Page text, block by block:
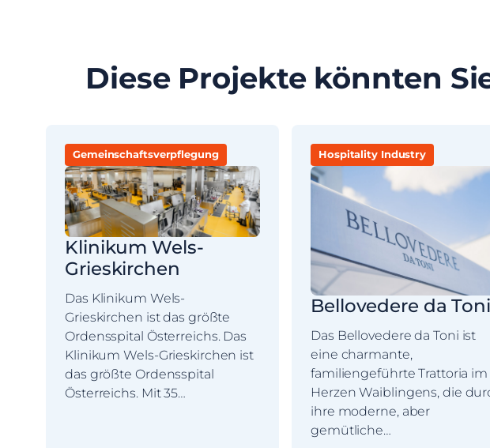
Diese Projekte könnten
Gemeinschaftsverpflegung
Klinikum Wels-
Grieskirchen
Das Klinikum Wels-
Grieskirchen ist das größte
Ordensspital Österreichs. Das
Klinikum Wels-Grieskirchen ist
das größte Ordensspital
Österreichs. Mit 35…
Hospitality Industry
Bellovedere da Toni
Das Bellovedere da Toni ist
eine charmante,
familiengeführte Trattoria im
Herzen Waiblingens, die
ihre moderne, aber
gemütliche…